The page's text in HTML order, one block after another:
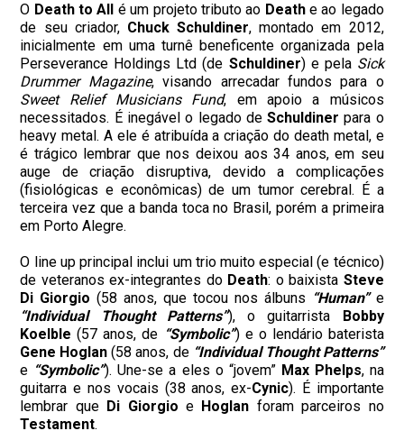
O Death to All é um projeto tributo ao Deathe ao legado
de seu criador, Chuck Schuldiner, montado em 2012,
inicialmente em uma turnê beneficente organizada pela
Perseverance Holdings Ltd (de Schuldiner) e pela Sick
Drummer Magazine, visando arrecadar fundos para o
Sweet Relief Musicians Fund, em apoio a músicos
necessitados. É inegável o legado deSchuldiner para o
heavy metal. A ele é atribuída a criação do death metal, e
é trágico lembrar que nos deixou aos 34 anos, em seu
auge de criação disruptiva, devido a complicações
(fisiológicas e econômicas) de um tumor cerebral. É a
terceira vez que a banda toca no Brasil, porém a primeira
em Porto Alegre.
O line up principal inclui um trio muito especial (e técnico)
de veteranos ex-integrantes do Death: o baixista Steve
Di Giorgio (58 anos, que tocou nos álbuns “Human”e
“Individual Thought Patterns”), o guitarrista Bobby
Koelble (57 anos, de “Symbolic”) e o lendário baterista
Gene Hoglan (58 anos, de “Individual Thought Patterns”
e “Symbolic”). Une-se a eles o “jovem” Max Phelps, na
guitarra e nos vocais (38 anos, ex-Cynic). É importante
lembrar que Di Giorgio e Hoglan foram parceiros no
Testament.